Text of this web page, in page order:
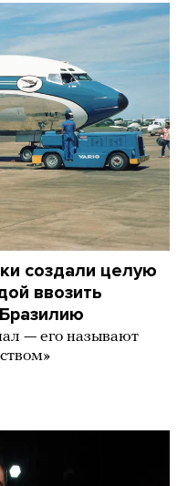
создали целую
ввозить
— его называют